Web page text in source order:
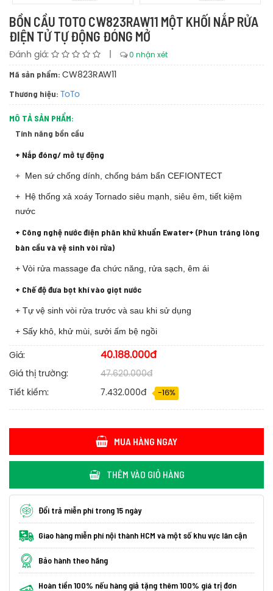
BỒN CẦU TOTO CW823RAW11 MỘT KHỐI NẮP RỬA
ĐIỆN TỬ TỰ ĐỘNG ĐÓNG MỞ
Đánh giá: 0 nhận xét
Mã sản phẩm: CW823RAW11
Thương hiệu: ToTo
MÔ TẢ SẢN PHẨM:
Tính năng bồn cầu
+ Nắp đóng/ mở tự động
+ Men sứ chống dính, chống bám bẩn CEFIONTECT
+ Hệ thống xả xoáy Tornado siêu mạnh, siêu êm, tiết kiệm
nước
+ Công nghệ nước điện phân khử khuẩn Ewater+ (Phun tráng lòng
bàn cầu và vệ sinh vòi rửa)
+ Vòi rửa massage đa chức năng, rửa sạch, êm ái
+ Chế độ đưa bọt khí vào giọt nước
+ Tự vệ sinh vòi rửa trước và sau khi sử dụng
+ Sấy khô, khử mùi, sưởi ấm bệ ngồi
Giá: 40.188.000đ
Giá thị trường: 47.620.000đ
Tiết kiếm: 7.432.000đ -16%
MUA HÀNG NGAY
THÊM VÀO GIỎ HÀNG
Đổi trả miễn phí trong 15 ngày
Giao hàng miễn phí nội thành HCM và một số khu vực lân cận
Bảo hành theo hãng
Hoàn tiền 100% nếu hàng giả tặng thêm 100% giá trị đơn